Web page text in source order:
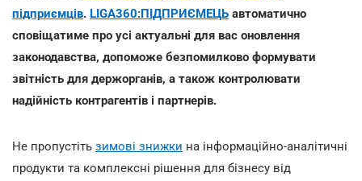
підприємців. LIGA360:ПІДПРИЄМЕЦЬ автоматично
сповіщатиме про усі актуальні для вас оновлення
законодавства, допоможе безпомилково формувати
звітність для держорганів, а також контролювати
надійність контрагентів і партнерів.
Не пропустіть зимові знижки на інформаційно-аналітичні
продукти та комплексні рішення для бізнесу від